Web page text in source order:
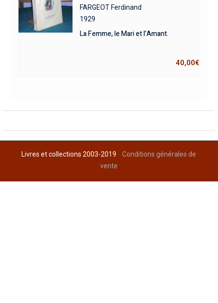
FARGEOT Ferdinand
1929
La Femme, le Mari et l’Amant.
40,00€
Livres et collections 2003-2019Conditions générales de
vente